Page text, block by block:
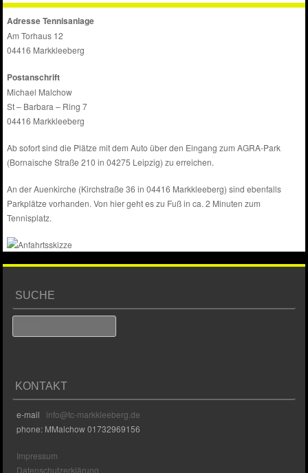
Adresse Tennisanlage
Am Torhaus 12
04416 Markkleeberg
Postanschrift
Michael Malchow
St – Barbara – Ring 7
04416 Markkleeberg
Ab sofort sind die Plätze mit dem Auto über den Eingang zum AGRA-Park
(Bornaische Straße 210 in 04275 Leipzig) zu erreichen.
An der Auenkirche (Kirchstraße 36 in 04416 Markkleeberg) sind ebenfalls
Parkplätze vorhanden. Von hier geht es zu Fuß in ca. 2 Minuten zum
Tennisplatz.
SUCHE
KONTAKT
e-mail info@tc-markkleeberg.de
phone: MMalchow 01732969156
Impressum
Datenschutzerklärung